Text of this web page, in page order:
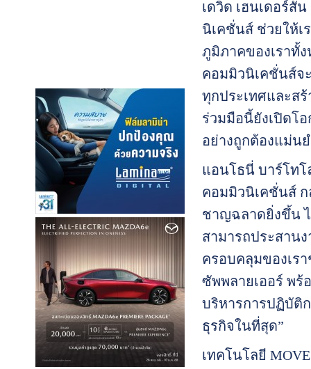
เดวิด เฮนเดอร์สั
นิเคชั่นส์ ช่วยให้เ
ภูมิภาคของเราทั้
คอมมิวนิเคชั่นส์จ
ทุกประเทศและส
ร่วมมือนี้ยังเปิดโ
อย่างถูกต้องแม่น
แอนโธนี่ บาร์โท
คอมมิวนิเคชั่นส์ ก
ชาญฉลาดยิ่งขึ้น ไ
สามารถประสาน
ครอบคลุมของเร
ซัพพลายเออร์ พร้
บริหารการปฏิบัติ
ธุรกิจในที่สุด”
เทคโนโลยี